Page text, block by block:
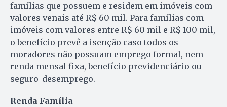
famílias que possuem e residem em imóveis com
valores venais até R$ 60 mil. Para famílias com
imóveis com valores entre R$ 60 mil e R$ 100 mil,
o benefício prevê a isenção caso todos os
moradores não possuam emprego formal, nem
renda mensal fixa, benefício previdenciário ou
seguro-desemprego.
Renda Família